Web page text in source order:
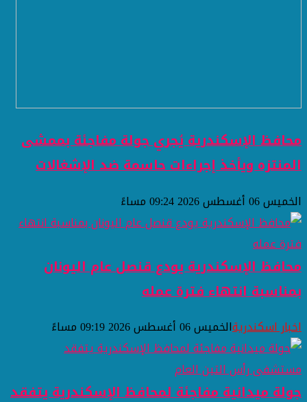
محافظ الإسكندرية يُجري جولة مفاجئة بممشى
المنتزه ويأخذ إجراءات حاسمة ضد الإشغالات
الخميس 06 أغسطس 2026 09:24 مساءً
محافظ الإسكندرية يودع قنصل عام اليونان
بمناسبة انتهاء فترة عمله
اخبار اسكندريةالخميس 06 أغسطس 2026 09:19 مساءً
جولة ميدانية مفاجئة لمحافظ الإسكندرية يتفقد